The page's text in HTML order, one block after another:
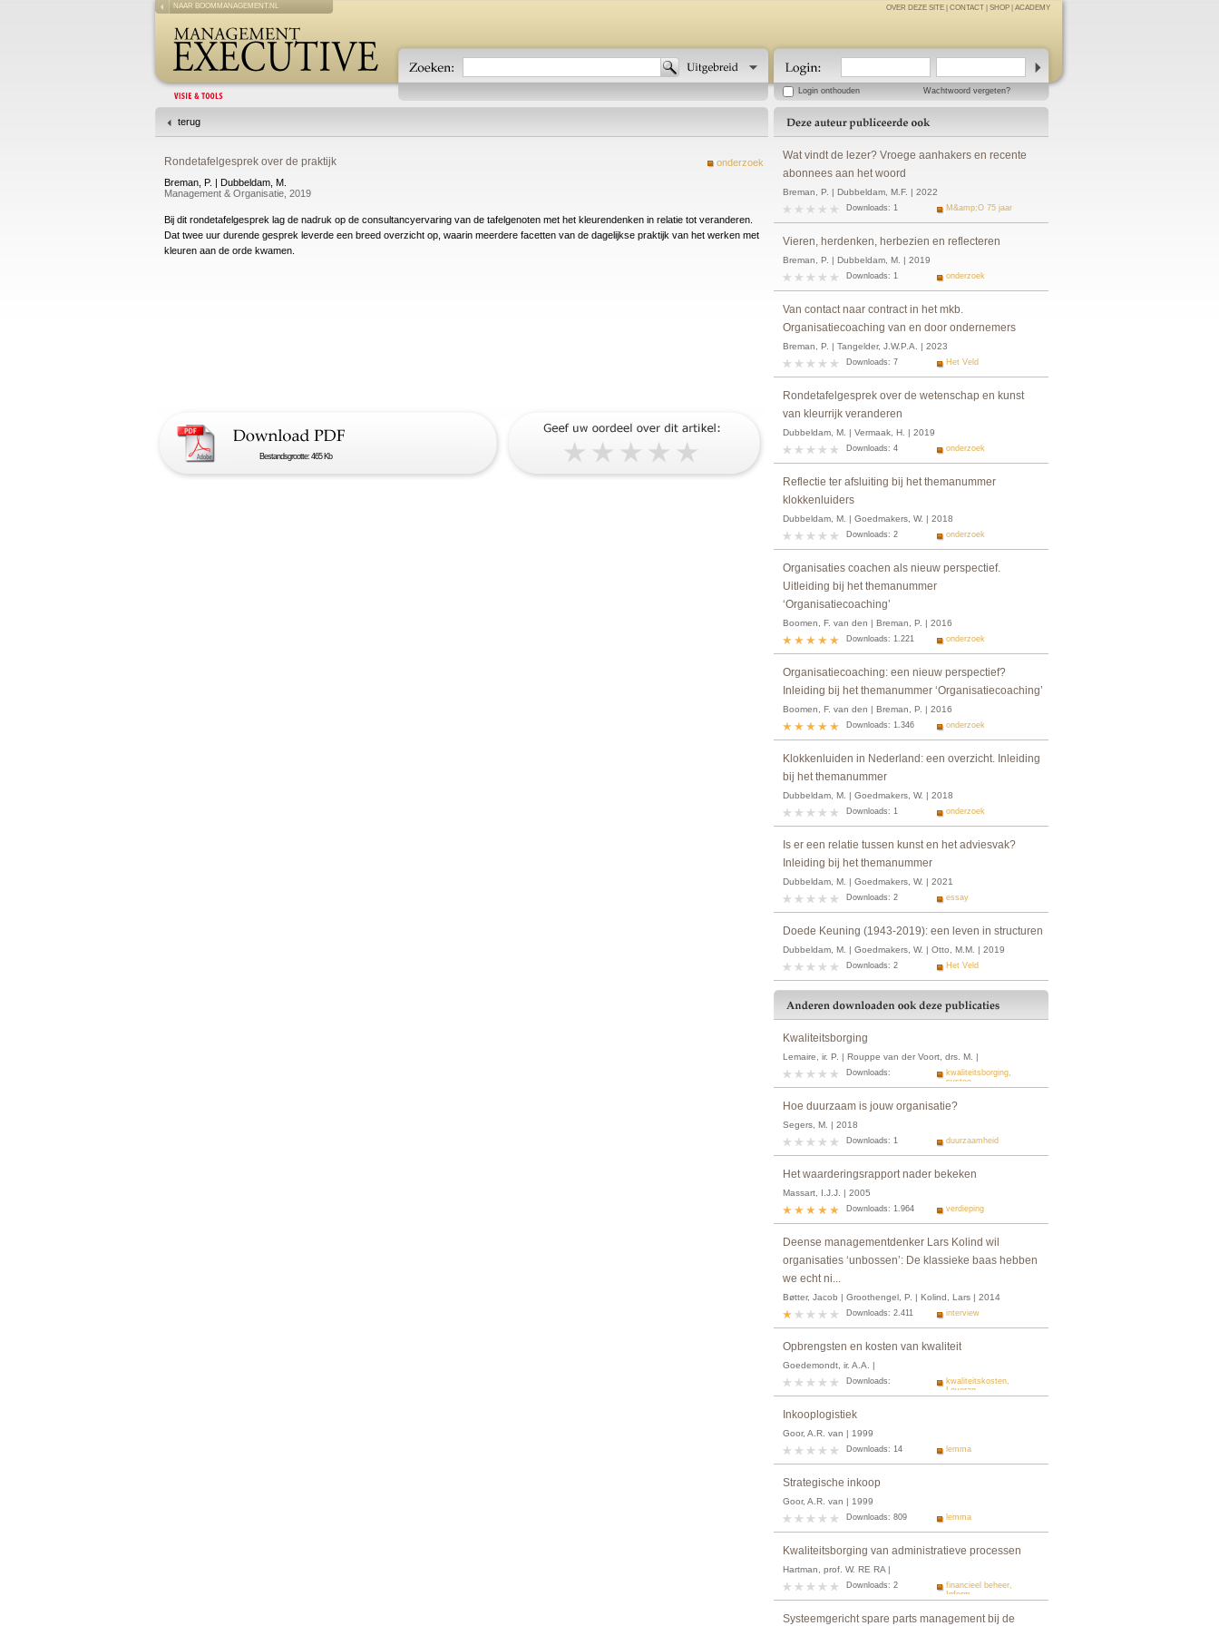
NAAR BOOMMANAGEMENT.NL OVER DEZE SITE CONTACT SHOP ACADEMY
Login onthouden Wachtwoord vergeten?
terug
onderzoek
Rondetafelgesprek over de praktijk
Breman, P. | Dubbeldam, M.
Management & Organisatie, 2019
Bij dit rondetafelgesprek lag de nadruk op de consultancyervaring van de tafelgenoten met het kleurendenken in relatie tot veranderen.
Dat twee uur durende gesprek leverde een breed overzicht op, waarin meerdere facetten van de dagelijkse praktijk van het werken met
kleuren aan de orde kwamen.
Bestandsgrootte: 465 Kb
Wat vindt de lezer? Vroege aanhakers en recente
abonnees aan het woord
Breman, P. | Dubbeldam, M.F. | 2022
Downloads: 1 M&amp;O 75 jaar
Vieren, herdenken, herbezien en reflecteren
Breman, P. | Dubbeldam, M. | 2019
Downloads: 1 onderzoek
Van contact naar contract in het mkb.
Organisatiecoaching van en door ondernemers
Breman, P. | Tangelder, J.W.P.A. | 2023
Downloads: 7 Het Veld
Rondetafelgesprek over de wetenschap en kunst
van kleurrijk veranderen
Dubbeldam, M. | Vermaak, H. | 2019
Downloads: 4 onderzoek
Reflectie ter afsluiting bij het themanummer
klokkenluiders
Dubbeldam, M. | Goedmakers, W. | 2018
Downloads: 2 onderzoek
Organisaties coachen als nieuw perspectief.
Uitleiding bij het themanummer
‘Organisatiecoaching’
Boomen, F. van den | Breman, P. | 2016
Downloads: 1.221 onderzoek
Organisatiecoaching: een nieuw perspectief?
Inleiding bij het themanummer ‘Organisatiecoaching’
Boomen, F. van den | Breman, P. | 2016
Downloads: 1.346 onderzoek
Klokkenluiden in Nederland: een overzicht. Inleiding
bij het themanummer
Dubbeldam, M. | Goedmakers, W. | 2018
Downloads: 1 onderzoek
Is er een relatie tussen kunst en het adviesvak?
Inleiding bij het themanummer
Dubbeldam, M. | Goedmakers, W. | 2021
Downloads: 2 essay
Doede Keuning (1943-2019): een leven in structuren
Dubbeldam, M. | Goedmakers, W. | Otto, M.M. | 2019
Downloads: 2 Het Veld
Kwaliteitsborging
Lemaire, ir. P. | Rouppe van der Voort, drs. M. |
Downloads:
kwaliteitsborging,
systee...
Hoe duurzaam is jouw organisatie?
Segers, M. | 2018
Downloads: 1 duurzaamheid
Het waarderingsrapport nader bekeken
Massart, I.J.J. | 2005
Downloads: 1.964 verdieping
Deense managementdenker Lars Kolind wil
organisaties ‘unbossen’: De klassieke baas hebben
we echt ni...
Bøtter, Jacob | Groothengel, P. | Kolind, Lars | 2014
Downloads: 2.411 interview
Opbrengsten en kosten van kwaliteit
Goedemondt, ir. A.A. |
Downloads:
kwaliteitskosten,
Leveran...
Inkooplogistiek
Goor, A.R. van | 1999
Downloads: 14 lemma
Strategische inkoop
Goor, A.R. van | 1999
Downloads: 809 lemma
Kwaliteitsborging van administratieve processen
Hartman, prof. W. RE RA |
Downloads: 2
financieel beheer,
Inform...
Systeemgericht spare parts management bij de